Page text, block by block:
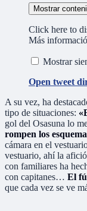
Mostrar
Click here to
Más
Mostrar
Open tweet
A su vez, ha
tipo de situaciones:
gol del Osasuna lo
rompen los
cámara en el
vestuario, ahí la
con familiares ha
con capitanes… El
que cada vez se ve